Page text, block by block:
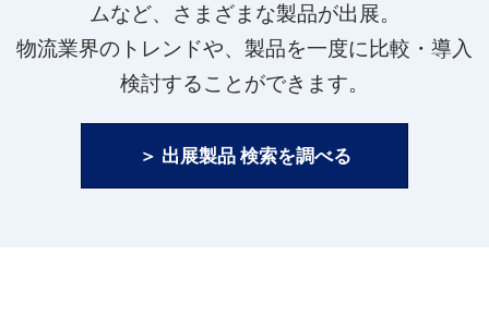
ムなど、さまざまな製品が出展。
物流業界のトレンドや、製品を一度に比較・導入
検討することができます。
＞ 出展製品 検索を調べる